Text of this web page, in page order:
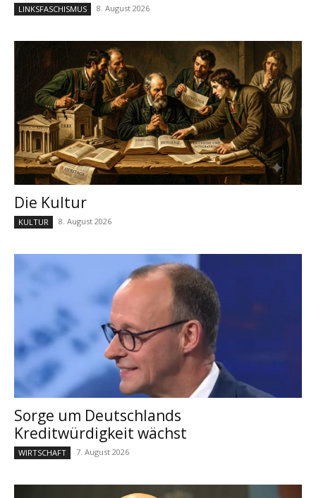
LINKSFASCHISMUS 8. August 2026
Die Kultur
KULTUR 8. August 2026
Sorge um Deutschlands
Kreditwürdigkeit wächst
WIRTSCHAFT 7. August 2026